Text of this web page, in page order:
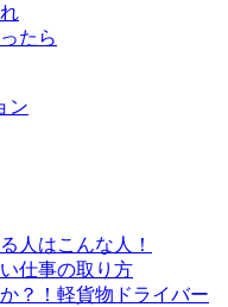
たら
ン
人はこんな人！
仕事の取り方
？！軽貨物ドライバー